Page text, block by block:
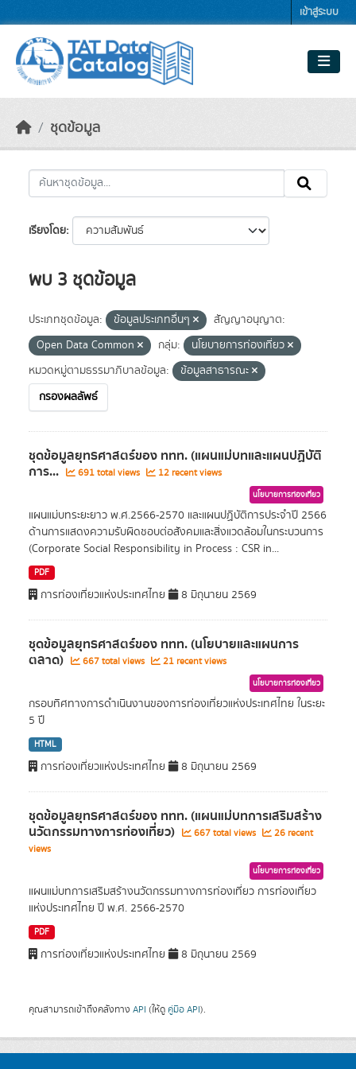
เข้าสู่ระบบ
ชุดข้อมูล
เรียงโดย
พบ 3 ชุดข้อมูล
ประเภทชุดข้อมูล: ข้อมูลประเภทอื่นๆ
สัญญาอนุญาต:
Open Data Common
กลุ่ม:
นโยบายการท่องเที่ยว
หมวดหมู่ตามธรรมาภิบาลข้อมูล:
ข้อมูลสาธารณะ
กรองผลลัพธ์
ชุดข้อมูลยุทธศาสตร์ของ ททท. (แผนแม่บทและแผนปฏิบัติ
การ... 691 total views 12 recent views
นโยบายการท่องเที่ยว
แผนแม่บทระยะยาว พ.ศ.2566-2570 และแผนปฏิบัติการประจำปี 2566
ด้านการแสดงความรับผิดชอบต่อสังคมและสิ่งแวดล้อมในกระบวนการ
(Corporate Social Responsibility in Process : CSR in...
PDF
การท่องเที่ยวแห่งประเทศไทย 8 มิถุนายน 2569
ชุดข้อมูลยุทธศาสตร์ของ ททท. (นโยบายและแผนการ
ตลาด) 667 total views 21 recent views
นโยบายการท่องเที่ยว
กรอบทิศทางการดำเนินงานของการท่องเที่ยวแห่งประเทศไทย ในระยะ
5 ปี
HTML
การท่องเที่ยวแห่งประเทศไทย 8 มิถุนายน 2569
ชุดข้อมูลยุทธศาสตร์ของ ททท. (แผนแม่บทการเสริมสร้าง
นวัตกรรมทางการท่องเที่ยว) 667 total views
26 recent
views
นโยบายการท่องเที่ยว
แผนแม่บทการเสริมสร้างนวัตกรรมทางการท่องเที่ยว การท่องเที่ยว
แห่งประเทศไทย ปี พ.ศ. 2566-2570
PDF
การท่องเที่ยวแห่งประเทศไทย 8 มิถุนายน 2569
คุณสามารถเข้าถึงคลังทาง API (ให้ดู คู่มือ API).